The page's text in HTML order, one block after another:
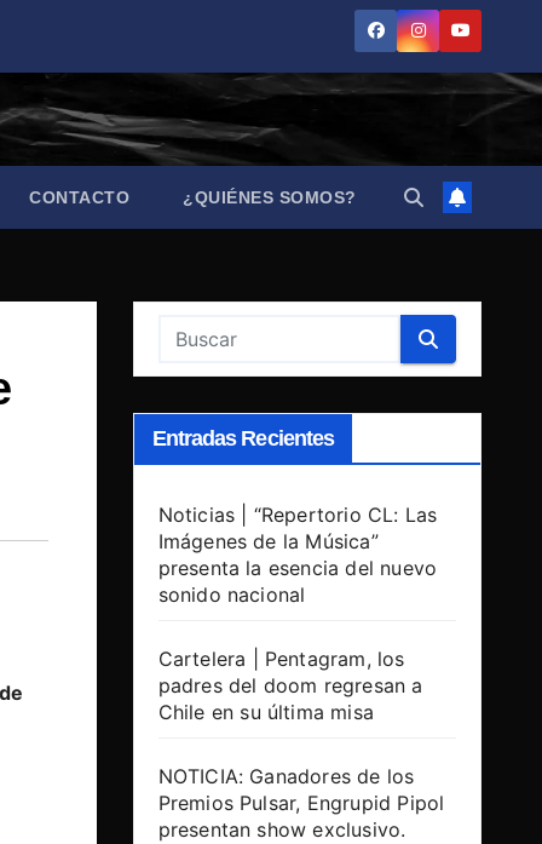
CONTACTO ¿QUIÉNES SOMOS?
Entradas Recientes
Noticias | “Repertorio CL: Las
Imágenes de la Música”
presenta la esencia del nuevo
sonido nacional
Cartelera | Pentagram, los
padres del doom regresan a
Chile en su última misa
NOTICIA: Ganadores de los
Premios Pulsar, Engrupid Pipol
presentan show exclusivo.